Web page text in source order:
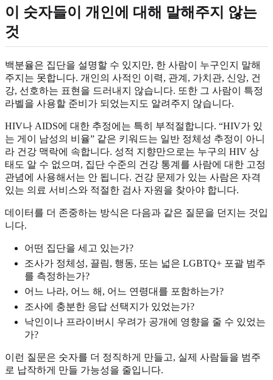
이 숫자들이 개인에 대해 말해주지 않는
것
백분율은 집단을 설명할 수 있지만, 한 사람이 누구인지 말해
주지는 못합니다. 개인의 사적인 이력, 관계, 가치관, 신앙, 건
강, 선호하는 표현을 드러내지 않습니다. 또한 그 사람이 특정
라벨을 사용할 준비가 되었는지도 알려주지 않습니다.
HIV나 AIDS에 대한 추정에는 특히 부적절합니다. “HIV가 있
는 게이 남성의 비율” 같은 키워드는 일반 정체성 추정이 아니
라 건강 맥락에 속합니다. 성적 지향만으로는 누구의 HIV 상
태도 알 수 없으며, 집단 수준의 건강 통계를 사람에 대한 고정
관념에 사용해서는 안 됩니다. 건강 문제가 있는 사람은 자격
있는 의료 서비스와 적절한 검사 자원을 찾아야 합니다.
데이터를 더 존중하는 방식은 다음과 같은 질문을 던지는 것입
니다.
어떤 집단을 세고 있는가?
조사가 정체성, 끌림, 행동, 또는 넓은 LGBTQ+ 포괄 범주
를 측정하는가?
어느 나라, 어느 해, 어느 연령대를 포함하는가?
조사에 충분한 응답 선택지가 있었는가?
낙인이나 프라이버시 우려가 공개에 영향을 줄 수 있었는
가?
이런 질문은 숫자를 더 정직하게 만들고, 실제 사람들을 범주
로 납작하게 만들 가능성을 줄입니다.